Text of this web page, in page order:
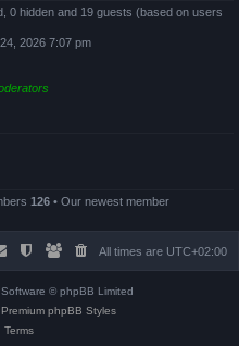
0 hidden and 19 guests (based on users
2026 7:07 pm
126 • Our newest member
All times are UTC+02:00
© phpBB Limited
Premium phpBB Styles
Terms